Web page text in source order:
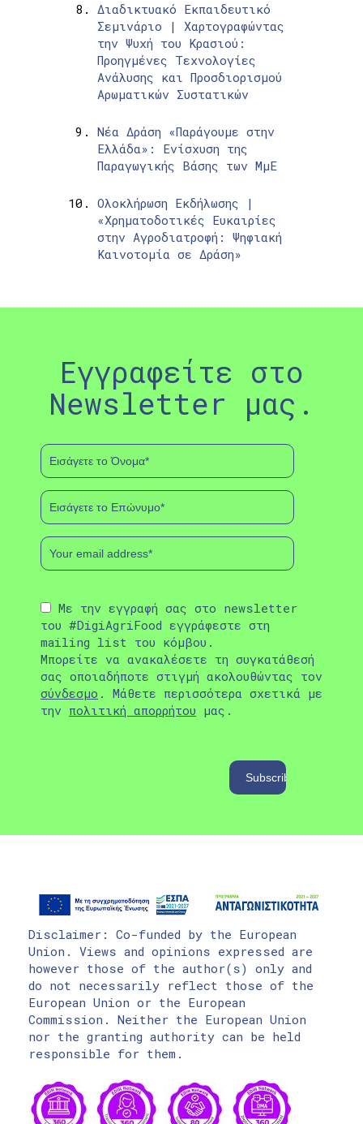
Διαδικτυακό Εκπαιδευτικό
Σεμινάριο | Χαρτογραφώντας
την Ψυχή του Κρασιού:
Προηγμένες Τεχνολογίες
Ανάλυσης και Προσδιορισμού
Αρωματικών Συστατικών
Νέα Δράση «Παράγουμε στην
Ελλάδα»: Ενίσχυση της
Παραγωγικής Βάσης των ΜμΕ
Ολοκλήρωση Εκδήλωσης |
«Χρηματοδοτικές Ευκαιρίες
στην Αγροδιατροφή: Ψηφιακή
Καινοτομία σε Δράση»
Εγγραφείτε στο
Newsletter μας.
Με την εγγραφή σας στο newsletter
του #DigiAgriFood εγγράφεστε στη
mailing list του κόμβου.
Μπορείτε να ανακαλέσετε τη συγκατάθεσή
σας οποιαδήποτε στιγμή ακολουθώντας τον
σύνδεσμο . Μάθετε περισσότερα σχετικά με
την πολιτική απορρήτου μας.
Disclaimer: Co-funded by the European
Union. Views and opinions expressed are
however those of the author(s) only and
do not necessarily reflect those of the
European Union or the European
Commission. Neither the European Union
nor the granting authority can be held
responsible for them.